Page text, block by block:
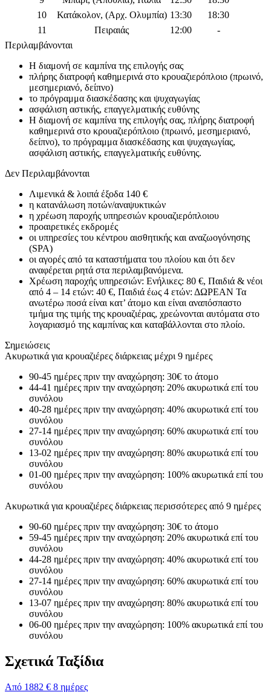
10
Κατάκολον, (Αρχ. Ολυμπία) 13:30
18:30
11
Πειραιάς 12:00
-
Περιλαμβάνονται
Η διαμονή σε καμπίνα της επιλογής σας
πλήρης διατροφή καθημερινά στο κρουαζιερόπλοιο (πρωινό,
μεσημεριανό, δείπνο)
το πρόγραμμα διασκέδασης και ψυχαγωγίας
ασφάλιση αστικής, επαγγελματικής ευθύνης
Η διαμονή σε καμπίνα της επιλογής σας, πλήρης διατροφή
καθημερινά στο κρουαζιερόπλοιο (πρωινό, μεσημεριανό,
δείπνο), το πρόγραμμα διασκέδασης και ψυχαγωγίας,
ασφάλιση αστικής, επαγγελματικής ευθύνης.
Δεν Περιλαμβάνονται
Λιμενικά & λοιπά έξοδα 140 €
η κατανάλωση ποτών/αναψυκτικών
η χρέωση παροχής υπηρεσιών κρουαζιερόπλοιου
προαιρετικές εκδρομές
οι υπηρεσίες του κέντρου αισθητικής και αναζωογόνησης
(SPA)
οι αγορές από τα καταστήματα του πλοίου και ότι δεν
αναφέρεται ρητά στα περιλαμβανόμενα.
Χρέωση παροχής υπηρεσιών: Ενήλικες: 80 €, Παιδιά & νέοι
από 4 – 14 ετών: 40 €, Παιδιά έως 4 ετών: ΔΩΡΕΑΝ Τα
ανωτέρω ποσά είναι κατ’ άτομο και είναι αναπόσπαστο
τμήμα της τιμής της κρουαζιέρας, χρεώνονται αυτόματα στο
λογαριασμό της καμπίνας και καταβάλλονται στο πλοίο.
Σημειώσεις
Ακυρωτικά για κρουαζιέρες διάρκειας μέχρι 9 ημέρες
90-45 ημέρες πριν την αναχώρηση: 30€ το άτομο
44-41 ημέρες πριν την αναχώρηση: 20% ακυρωτικά επί του
συνόλου
40-28 ημέρες πριν την αναχώρηση: 40% ακυρωτικά επί του
συνόλου
27-14 ημέρες πριν την αναχώρηση: 60% ακυρωτικά επί του
συνόλου
13-02 ημέρες πριν την αναχώρηση: 80% ακυρωτικά επί του
συνόλου
01-00 ημέρες πριν την αναχώρηση: 100% ακυρωτικά επί του
συνόλου
Ακυρωτικά για κρουαζιέρες διάρκειας περισσότερες από 9 ημέρες
90-60 ημέρες πριν την αναχώρηση: 30€ το άτομο
59-45 ημέρες πριν την αναχώρηση: 20% ακυρωτικά επί του
συνόλου
44-28 ημέρες πριν την αναχώρηση: 40% ακυρωτικά επί του
συνόλου
27-14 ημέρες πριν την αναχώρηση: 60% ακυρωτικά επί του
συνόλου
13-07 ημέρες πριν την αναχώρηση: 80% ακυρωτικά επί του
συνόλου
06-00 ημέρες πριν την αναχώρηση: 100% ακυρωτικά επί του
συνόλου
Σχετικά Ταξίδια
Από 1882 € 8 ημέρες